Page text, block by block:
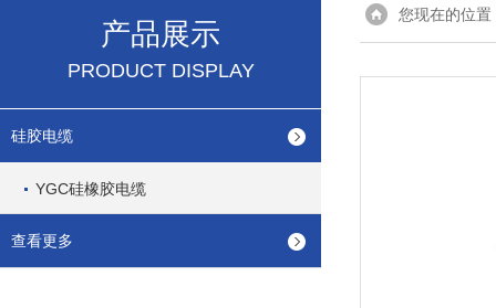
产品展示
PRODUCT DISPLAY
硅胶电缆
YGC硅橡胶电缆
查看更多
您现在的位置